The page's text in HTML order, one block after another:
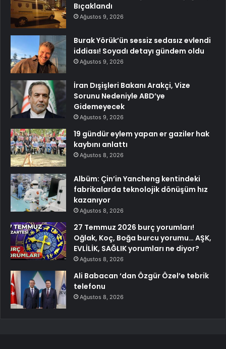
Bıçaklandı
Ağustos 9, 2026
Burak Yörük’ün sessiz sedasız evlendi
iddiası! Soyadı detayı gündem oldu
Ağustos 9, 2026
İran Dışişleri Bakanı Arakçi, Vize
Sorunu Nedeniyle ABD’ye
Gidemeyecek
Ağustos 9, 2026
19 gündür eylem yapan er gaziler hak
kaybını anlattı
Ağustos 8, 2026
Albüm: Çin’in Yancheng kentindeki
fabrikalarda teknolojik dönüşüm hız
kazanıyor
Ağustos 8, 2026
27 Temmuz 2026 burç yorumları!
Oğlak, Koç, Boğa burcu yorumu… AŞK,
EVLİLİK, SAĞLIK yorumları ne diyor?
Ağustos 8, 2026
Ali Babacan ‘dan Özgür Özel’e tebrik
telefonu
Ağustos 8, 2026